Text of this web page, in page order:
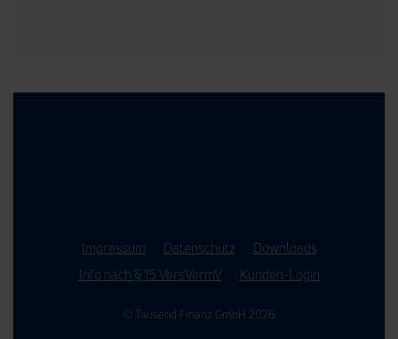
Impressum Datenschutz
Downloads
Info nach § 15 VersVermV
Kunden-Login
© Tausend Finanz GmbH 2026